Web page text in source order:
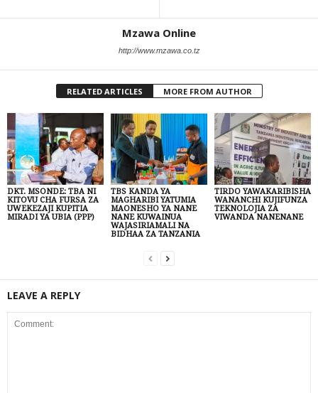
Mzawa Online
http://www.mzawa.co.tz
RELATED ARTICLES MORE FROM AUTHOR
DKT. MSONDE: TBA NI
KITOVU CHA FURSA ZA
UWEKEZAJI KUPITIA
MIRADI YA UBIA (PPP)
TBS KANDA YA
MAGHARIBI YATUMIA
MAONESHO YA NANE
NANE KUWAINUA
WAJASIRIAMALI NA
BIDHAA ZA TANZANIA
TIRDO YAWAKARIBISHA
WANANCHI KUJIFUNZA
TEKNOLOJIA ZA
VIWANDA NANENANE
LEAVE A REPLY